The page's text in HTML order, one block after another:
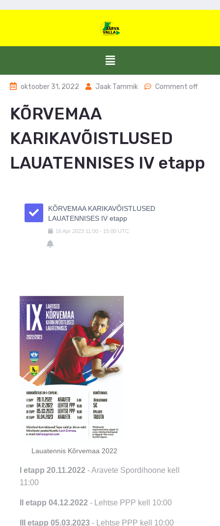
oktoober 31, 2022 Jaak Tammik Comment off
KÕRVEMAA
KARIKAVÕISTLUSED
LAUATENNISES IV etapp
KÕRVEMAA KARIKAVÕISTLUSED
LAUATENNISES IV etapp
16Apr 2023 11:00 - 15:00 UTC
Lauatennis Kõrvemaa 2022
I etapp 20.11.2022 - Aravete Spordihoone kell
11:00
II etapp 04.12.2022 - Lehtse PPP kell 10:00
III etapp 05.03.2023 - Lehtse PPP kell 10:00